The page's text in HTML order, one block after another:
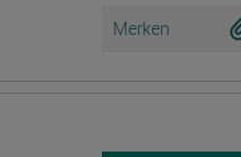
Merken